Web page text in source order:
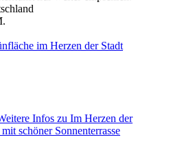
im Herzen der Stadt
Infos zu Im Herzen der
schöner Sonnenterrasse